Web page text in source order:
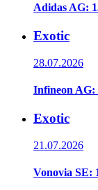
Adidas AG:
Exotic
28.07.2026
Infineon AG:
Exotic
21.07.2026
Vonovia SE: